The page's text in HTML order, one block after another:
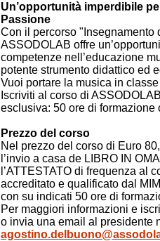
Un’opportunità imperdibile
Passione
Con il percorso
ASSODOLAB offre
competenze nell’educazione
potente strumento didattico ed
Vuoi portare la musica in
Iscriviti al corso di
esclusiva: 50 ore di formazione
Prezzo del corso
Nel prezzo del corso di Euro
l’invio a casa de LIBRO IN
l’ATTESTATO di frequenza al
accreditato e qualificato dal
con su indicati 50 ore di
Per maggiori informazioni e
o invia una email al presidente